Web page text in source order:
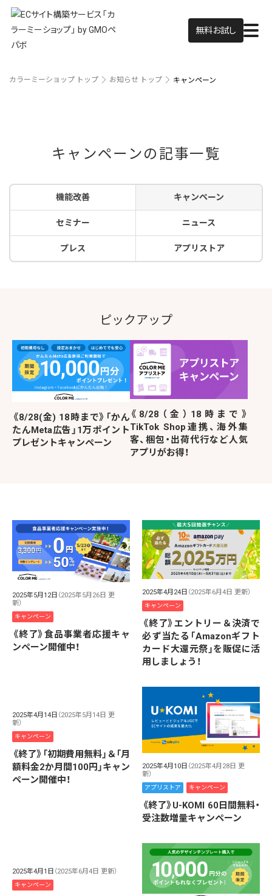
無料お試し
カラーミーショップ トップ お知らせ トップ キャンペーン
キャンペーンの記事一覧
機能改善 キャンペーン
セミナー ニュース
プレス アプリストア
ピックアップ
《8/28(金) 18時まで》「かん
たんMeta広告」1万ポイント
プレゼントキャンペーン
《8/28（金）18時まで》
TikTok Shop連携、海外集
客、梱包・出荷代行など人気
アプリがお得！
2025年5月12日 （2025年5月26日 更
新）
キャンペーン
《終了》食品事業者応援キャ
ンペーン開催中！
2025年4月24日 （2025年6月4日 更新）
キャンペーン
《終了》エントリー＆決済で
必ず当たる「Amazonギフト
カード大還元祭」を販促に活
用しましょう！
2025年4月14日 （2025年5月14日 更
新）
キャンペーン
《終了》「初期費用無料」＆「月
額料金2か月間100円」キャン
ペーン開催中！
2025年4月10日 （2025年4月28日 更
新）
アプリストア キャンペーン
《終了》U-KOMI 60日間無料・
受注数増量キャンペーン
2025年4月1日 （2025年6月4日 更新）
キャンペーン